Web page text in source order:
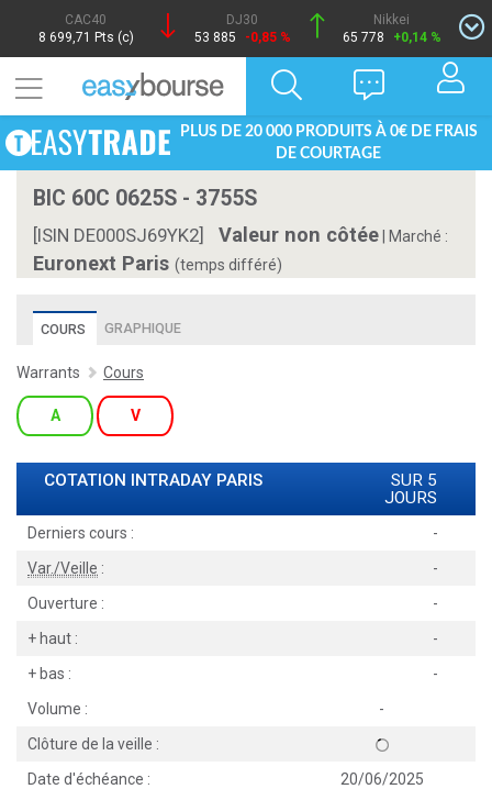
CAC40
8 699,71 Pts (c)
DJ30
53 885
-0,85 %
Nikkei
65 778
+0,14 %
PLUS DE 20 000 PRODUITS À 0€ DE FRAIS
DE COURTAGE
BIC 60C 0625S - 3755S
[ISIN DE000SJ69YK2] Valeur non côtée Marché :
Euronext Paris (temps différé)
COURS GRAPHIQUE
Warrants Cours
A V
COTATION INTRADAY PARIS
SUR 5
JOURS
Derniers cours :
-
Var./Veille :
-
Ouverture :
-
+ haut :
-
+ bas :
-
Volume :
-
Clôture de la veille :
Date d'échéance :
20/06/2025